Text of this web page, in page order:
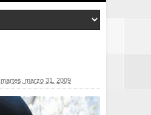
martes, marzo 31, 2009